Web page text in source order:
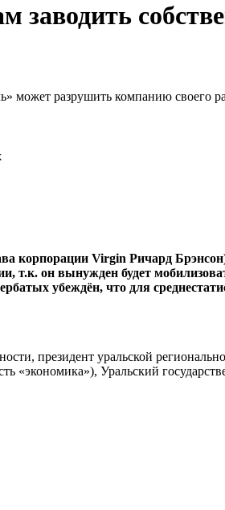
заводить
может разрушить компанию своего
корпорации Virgin Ричард
т.к. он вынужден будет
убеждён, что для
президент уральской
«экономика»), Уральский